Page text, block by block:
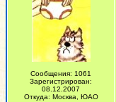
Сообщения: 1061
Зарегистрирован:
08.12.2007
Откуда: Москва, ЮАО